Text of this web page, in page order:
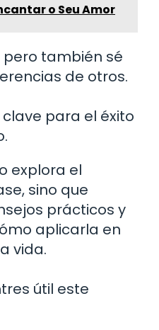
o Seu Amor
pero también sé
de otros.
para el éxito
explora el
sino que
prácticos y
aplicarla en
vida.
útil este